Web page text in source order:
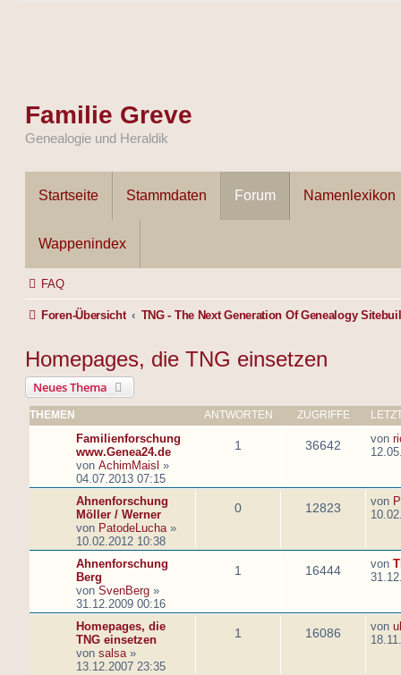
Familie Greve
Genealogie und Heraldik
Startseite Stammdaten Forum Namenlexikon
Wappenindex
FAQ
Foren-Übersicht TNG - The Next Generation Of Genealogy
Homepages, die TNG einsetzen
Neues Thema
THEMEN ANTWORTEN ZUGRIFFE
Familienforschung
www.Genea24.de
von AchimMaisl »
04.07.2013 07:15
1 36642 von
Ahnenforschung
Möller / Werner
von PatodeLucha»
10.02.2012 10:38
0 12823 von
Ahnenforschung
Berg
von SvenBerg »
31.12.2009 00:16
1 16444 von
Homepages, die
TNG einsetzen
von salsa»
13.12.2007 23:35
1 16086 von